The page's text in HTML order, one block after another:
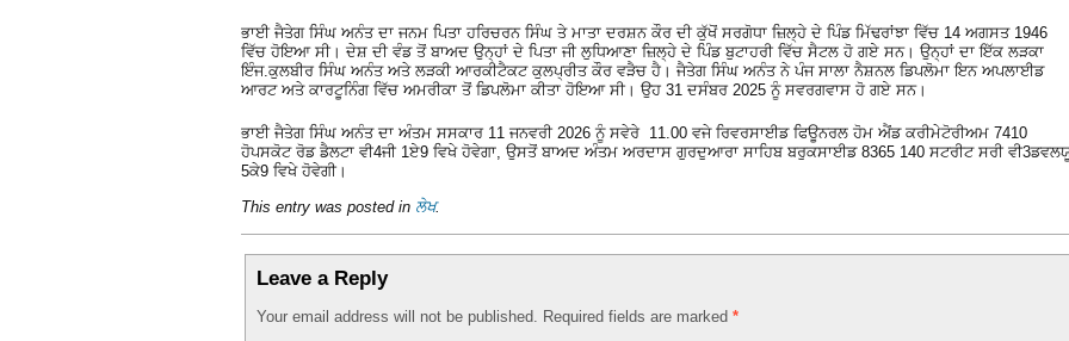
ਭਾਈ ਜੈਤੇਗ ਸਿੰਘ ਅਨੰਤ ਦਾ ਜਨਮ ਪਿਤਾ ਹਰਿਚਰਨ ਸਿੰਘ ਤੇ ਮਾਤਾ ਦਰਸ਼ਨ ਕੌਰ ਦੀ ਕੁੱਖੋਂ ਸਰਗੋਧਾ ਜ਼ਿਲ੍ਹੇ ਦੇ ਪਿੰਡ ਮਿੱਢਰਾਂਝਾ ਵਿੱਚ 14 ਅਗਸਤ 1946
ਵਿੱਚ ਹੋਇਆ ਸੀ। ਦੇਸ਼ ਦੀ ਵੰਡ ਤੋਂ ਬਾਅਦ ਉਨ੍ਹਾਂ ਦੇ ਪਿਤਾ ਜੀ ਲੁਧਿਆਣਾ ਜ਼ਿਲ੍ਹੇ ਦੇ ਪਿੰਡ ਬੁਟਾਹਰੀ ਵਿੱਚ ਸੈਟਲ ਹੋ ਗਏ ਸਨ। ਉਨ੍ਹਾਂ ਦਾ ਇੱਕ ਲੜਕਾ
ਇੰਜ.ਕੁਲਬੀਰ ਸਿੰਘ ਅਨੰਤ ਅਤੇ ਲੜਕੀ ਆਰਕੀਟੈਕਟ ਕੁਲਪ੍ਰੀਤ ਕੌਰ ਵੜੈਚ ਹੈ। ਜੈਤੇਗ ਸਿੰਘ ਅਨੰਤ ਨੇ ਪੰਜ ਸਾਲਾ ਨੈਸ਼ਨਲ ਡਿਪਲੋਮਾ ਇਨ ਅਪਲਾਈਡ
ਆਰਟ ਅਤੇ ਕਾਰਟੂਨਿੰਗ ਵਿੱਚ ਅਮਰੀਕਾ ਤੋਂ ਡਿਪਲੋਮਾ ਕੀਤਾ ਹੋਇਆ ਸੀ। ਉਹ 31 ਦਸੰਬਰ 2025 ਨੂੰ ਸਵਰਗਵਾਸ ਹੋ ਗਏ ਸਨ।
ਭਾਈ ਜੈਤੇਗ ਸਿੰਘ ਅਨੰਤ ਦਾ ਅੰਤਮ ਸਸਕਾਰ 11 ਜਨਵਰੀ 2026 ਨੂੰ ਸਵੇਰੇ 11.00 ਵਜੇ ਰਿਵਰਸਾਈਡ ਫਿਊਨਰਲ ਹੋਮ ਐਂਡ ਕਰੀਮੇਟੋਰੀਅਮ 7410
ਹੋਪਸਕੋਟ ਰੋਡ ਡੈਲਟਾ ਵੀ4ਜੀ 1ਏ9 ਵਿਖੇ ਹੋਵੇਗਾ, ਉਸਤੋਂ ਬਾਅਦ ਅੰਤਮ ਅਰਦਾਸ ਗੁਰਦੁਆਰਾ ਸਾਹਿਬ ਬਰੁਕਸਾਈਡ 8365 140 ਸਟਰੀਟ ਸਰੀ
5ਕੇ9 ਵਿਖੇ ਹੋਵੇਗੀ।
This entry was posted in ਲੇਖ.
Leave a Reply
Your email address will not be published. Required fields are marked *